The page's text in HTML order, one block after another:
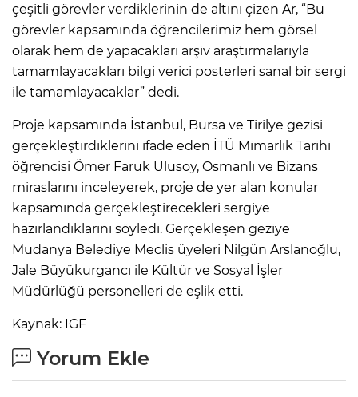
çeşitli görevler verdiklerinin de altını çizen Ar, “Bu
görevler kapsamında öğrencilerimiz hem görsel
olarak hem de yapacakları arşiv araştırmalarıyla
tamamlayacakları bilgi verici posterleri sanal bir sergi
ile tamamlayacaklar” dedi.
Proje kapsamında İstanbul, Bursa ve Tirilye gezisi
gerçekleştirdiklerini ifade eden İTÜ Mimarlık Tarihi
öğrencisi Ömer Faruk Ulusoy, Osmanlı ve Bizans
miraslarını inceleyerek, proje de yer alan konular
kapsamında gerçekleştirecekleri sergiye
hazırlandıklarını söyledi. Gerçekleşen geziye
Mudanya Belediye Meclis üyeleri Nilgün Arslanoğlu,
Jale Büyükurgancı ile Kültür ve Sosyal İşler
Müdürlüğü personelleri de eşlik etti.
Kaynak: IGF
Yorum Ekle